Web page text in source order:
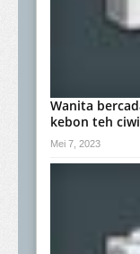
Wanita
kebon teh
Mei 7, 2023